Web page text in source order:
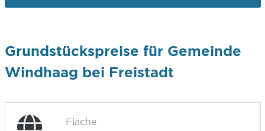
Grundstückspreise für Gemeinde
Windhaag bei Freistadt
Fläche